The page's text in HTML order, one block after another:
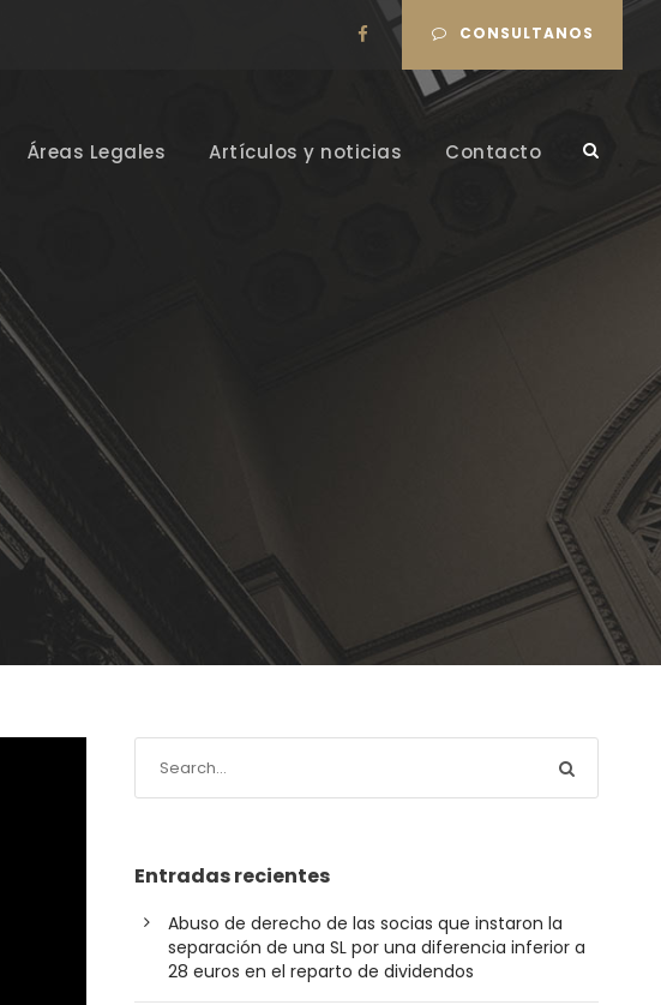
CONSULTANOS
Áreas Legales Artículos y noticias Contacto
Entradas recientes
Abuso de derecho de las socias que instaron la
separación de una SL por una diferencia inferior a
28 euros en el reparto de dividendos